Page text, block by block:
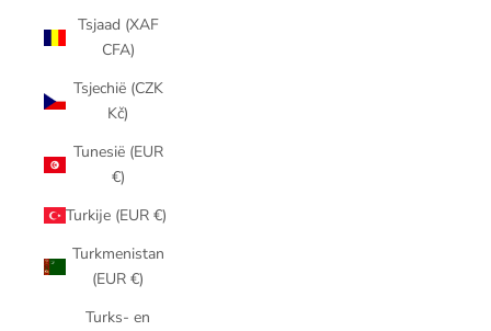
Tsjaad (XAF
CFA)
Tsjechië (CZK
Kč)
Tunesië (EUR
€)
Turkije (EUR €)
Turkmenistan
(EUR €)
Turks- en